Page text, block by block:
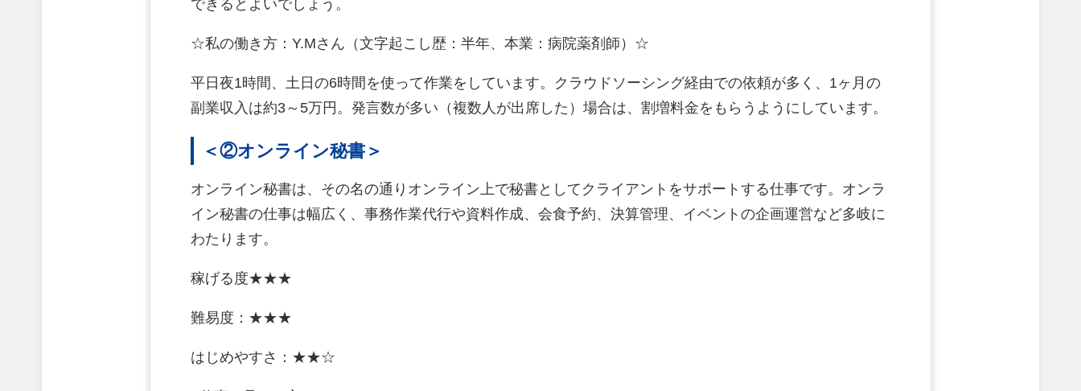
できるとよいでしょう。
☆私の働き方：Y.Mさん（文字起こし歴：半年、本業：病院薬剤師）☆
平日夜1時間、土日の6時間を使って作業をしています。クラウドソーシング経由での依頼が多く、1ヶ月の
副業収入は約3～5万円。発言数が多い（複数人が出席した）場合は、割増料金をもらうようにしています。
＜②オンライン秘書＞
オンライン秘書は、その名の通りオンライン上で秘書としてクライアントをサポートする仕事です。オンラ
イン秘書の仕事は幅広く、事務作業代行や資料作成、会食予約、決算管理、イベントの企画運営など多岐に
わたります。
稼げる度★★★
難易度：★★★
はじめやすさ：★★☆